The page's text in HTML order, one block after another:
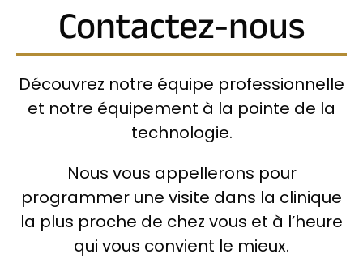
Contactez-nous
Découvrez notre équipe professionnelle
et notre équipement à la pointe de la
technologie.
Nous vous appellerons pour
programmer une visite dans la clinique
la plus proche de chez vous et à l’heure
qui vous convient le mieux.